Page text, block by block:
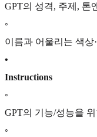
GPT의 성격, 주제, 톤
◦
이름과 어울리는 색상
•
Instructions
◦
GPT의 기능/성능을
◦